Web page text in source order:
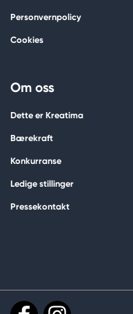
Personvernpolicy
Cookies
Om oss
Dette er Kreatima
Bærekraft
Konkurranse
Ledige stillinger
Pressekontakt